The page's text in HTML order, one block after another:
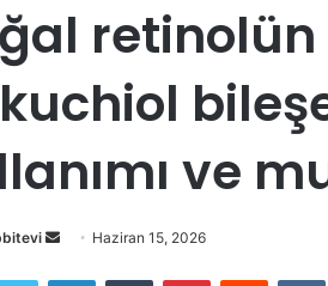
ve
Bir
Haziran 15, 2026
Twitter LinkedInTumblr PinterestReddit